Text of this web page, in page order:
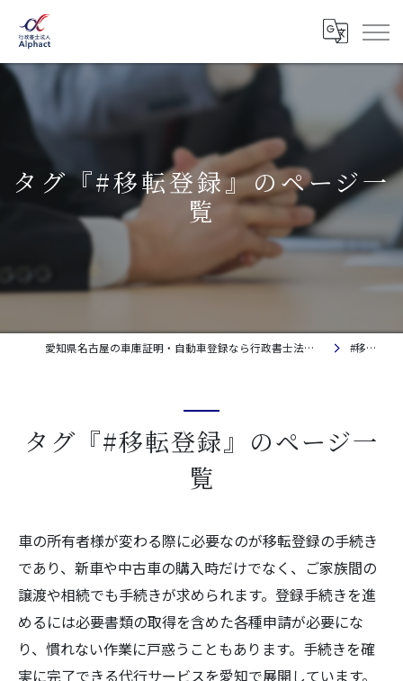
タグ『#移転登録』のページ一
覧
愛知県名古屋の車庫証明・自動車登録なら行政書士法人Alphact｜相談料金無料 #移転登録
タグ『#移転登録』のページ一
覧
車の所有者様が変わる際に必要なのが移転登録の手続き
であり、新車や中古車の購入時だけでなく、ご家族間の
譲渡や相続でも手続きが求められます。登録手続きを進
めるには必要書類の取得を含めた各種申請が必要にな
り、慣れない作業に戸惑うこともあります。手続きを確
実に完了できる代行サービスを愛知で展開しています。